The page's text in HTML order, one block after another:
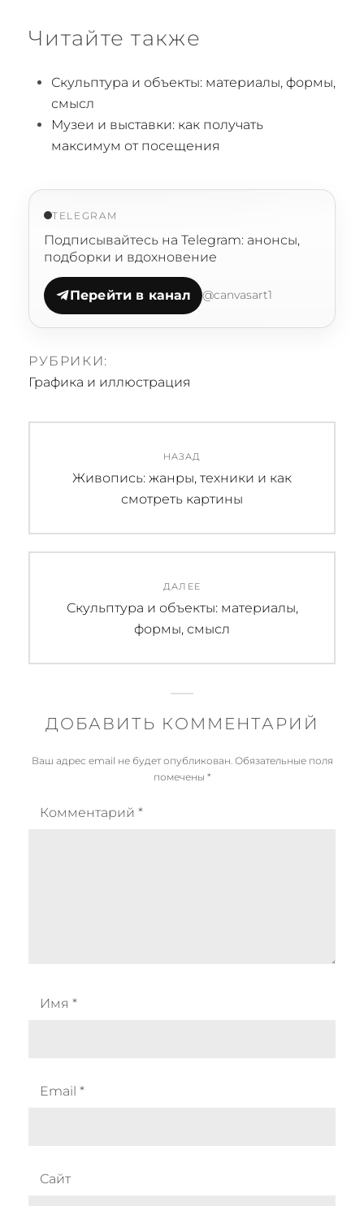
Читайте также
Скульптура и объекты: материалы, формы,
смысл
Музеи и выставки: как получать
максимум от посещения
TELEGRAM
Подписывайтесь на Telegram: анонсы,
подборки и вдохновение
Перейти в канал @canvasart1
РУБРИКИ:
Графика и иллюстрация
записям
НАЗАД
Предыдущая
Живопись: жанры, техники и как
смотреть картины
ДАЛЕЕ
Следующая
Скульптура и объекты: материалы,
формы, смысл
ДОБАВИТЬ КОММЕНТАРИЙ
Ваш адрес email не будет опубликован. Обязательные поля
помечены *
Комментарий *
Имя *
Email *
Сайт